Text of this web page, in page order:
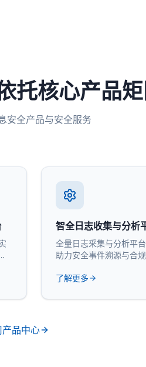
托核心产品
安全产品与安全服务
智全日志收集与分析
全量日志采集与分析平台
助力安全事件溯源与合规
了解更多
产品中心